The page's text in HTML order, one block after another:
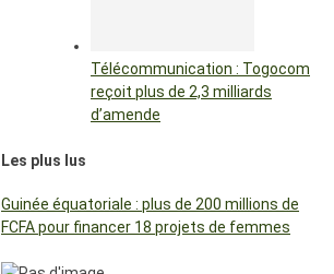
Télécommunication : Togocom
reçoit plus de 2,3 milliards
d’amende
Les plus lus
Guinée équatoriale : plus de 200 millions de
FCFA pour financer 18 projets de femmes